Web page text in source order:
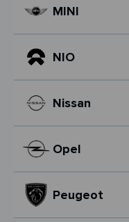
MINI
NIO
Nissan
Opel
Peugeot